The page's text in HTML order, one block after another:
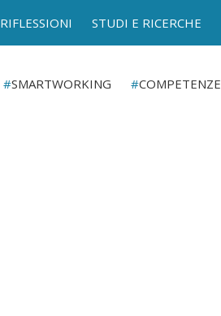
RIFLESSIONI STUDI E RICERCHE
SMARTWORKING COMPETENZE